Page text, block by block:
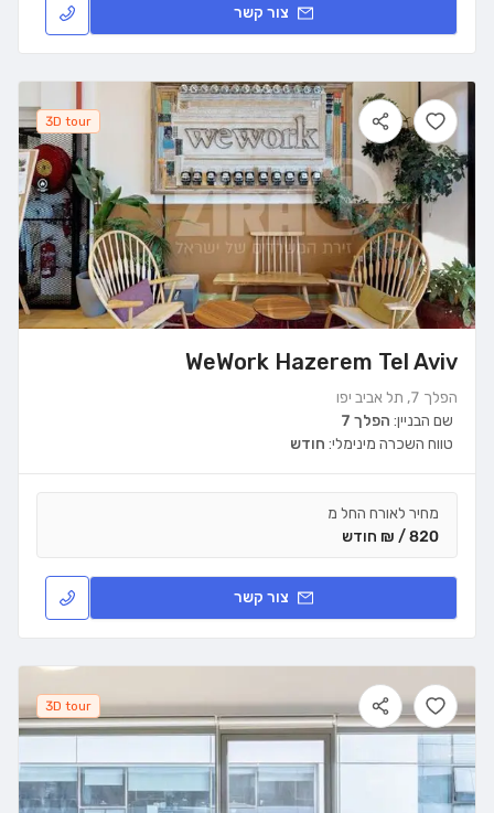
צור קשר
3D tour
WeWork Hazerem Tel Aviv
הפלך 7, תל אביב יפו
שם הבניין: הפלך 7
טווח השכרה מינימלי: חודש
מחיר לאורח החל מ
820 / ₪ חודש
צור קשר
3D tour